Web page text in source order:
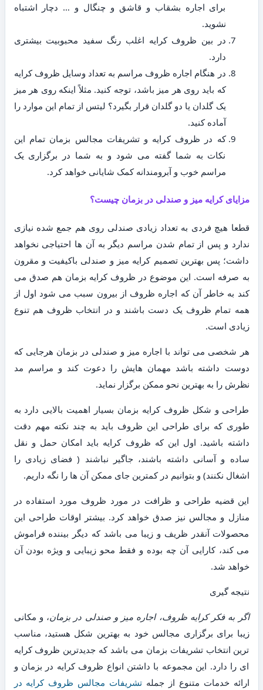
برای اجاره بشقاب و قاشق و چنگال و … دچار اشتباه
نشوید.
در بین ظروف کرایه اغلب رنگ سفید محبوبیت بیشتری
دارد.
در هنگام اجاره ظروف مراسم به تعداد وسایل ظروف کرایه
که باید روی هر میز باشد، توجه کنید. مثلاً اینکه روی هر میز
یک گلدان یا دو گلدان قرار بگیرد؟ لیتس از تمام این موارد را
آماده کنید.
که در ظروف کرایه و تشریفات مجالس بزمان تمام این
نکات به شما گفته می شود و به شما در برگزاری یک
مراسم خوب و آبرومندانه کمک شایانی خواهد کرد.
مزایای کرایه میز و صندلی در بزمان چیست؟
قطعا هیچ فردی به تعداد زیادی صندلی روی هم جمع شده نیازی
ندارد و پس از تمام شدن مراسم دیگر به آن ها احتیاجی نخواهد
داشت؛ پس بهترین تصمیم کرایه میز و صندلی باکیفیت و مقرون
به صرفه است. این موضوع در ظروف کرایه بزمان هم صدق می
کند به خاطر آن که اجاره ظروف از بیرون سبب می شود اول از
همه تمام ظروف یک دست باشند و در انتخاب ظروف هم تنوع
زیادی است.
هر شخصی می تواند با اجاره میز و صندلی در بزمان هرجایی که
دوست داشته باشد مهمان هایش را دعوت کند و مراسم مد
نظرش را به بهترین نحو ممکن برگزار نماید.
طراحی و شکل ظروف کرایه بزمان بسیار اهمیت بالایی دارد به
طوری که برای طراحی این ظروف باید به چند نکته مهم دقت
داشته باشید. اول این که ظروف کرایه باید امکان حمل و نقل
ساده و آسانی داشته باشند، جاگیر نباشند ( فضای زیادی را
اشغال نکنند) و بتوانیم در کمترین جای ممکن آن ها را نگه داریم.
این قضیه طراحی و ظرافت در مورد ظروف مورد استفاده در
منازل و مجالس نیز صدق خواهد کرد. بیشتر اوقات طراحی این
محصولات آنقدر ظریف و زیبا می باشد که دیگر بیننده فراموش
می کند، کارایی آن چه بوده و فقط محو زیبایی و ویژه بودن آن
خواهد شد.
نتیجه گیری
اگر به فکر کرایه ظروف، اجاره میز و صندلی در بزمان، و مکانی
زیبا برای برگزاری مجالس خود به بهترین شکل هستید، مناسب
ترین انتخاب تشریفات بزمان می باشد که جدیدترین ظروف کرایه
ای را دارد. این مجموعه با داشتن انواع ظروف کرایه در بزمان و
ارائه خدمات متنوع از جمله تشریفات مجالس ظروف کرایه در